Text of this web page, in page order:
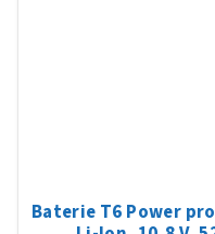
Baterie T6 Power